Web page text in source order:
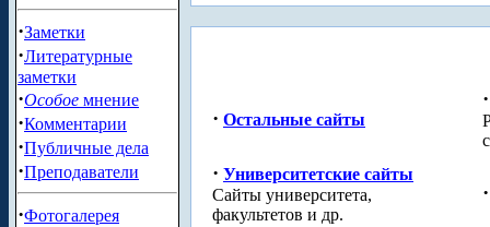
·Заметки
·Литературные
заметки
·Особое мнение
·Комментарии
·Публичные дела
·Преподаватели
·Фотогалерея
· Остальные сайты
·
· Университетские сайты
Сайты университета,
факультетов и др.
·